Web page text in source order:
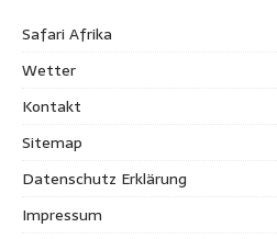
Safari Afrika
Wetter
Kontakt
Sitemap
Datenschutz Erklärung
Impressum